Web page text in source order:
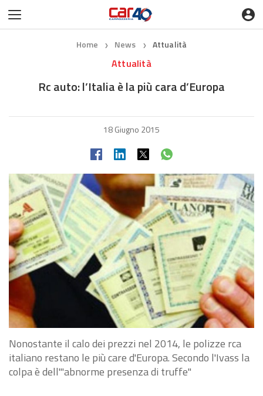
Home ❯ News ❯ Attualità
Attualità
Rc auto: l’Italia è la più cara d’Europa
18 Giugno 2015
Nonostante il calo dei prezzi nel 2014, le polizze rca
italiano restano le più care d'Europa. Secondo l'Ivass la
colpa è dell'"abnorme presenza di truffe"